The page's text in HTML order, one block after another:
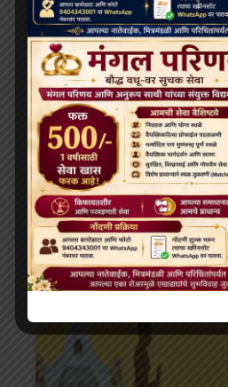
करियर
UPSC Constitution Questions
प्रश्न और उत्तर (Hindi MCQs)
July 10, 2025